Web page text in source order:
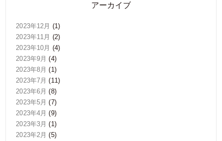
アーカイブ
2023年12月 (1)
2023年11月 (2)
2023年10月 (4)
2023年9月 (4)
2023年8月 (1)
2023年7月 (11)
2023年6月 (8)
2023年5月 (7)
2023年4月 (9)
2023年3月 (1)
2023年2月 (5)